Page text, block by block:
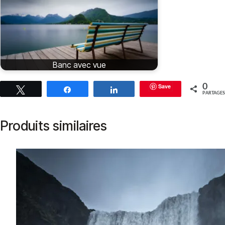
Banc avec vue
Partagez Save 0
PARTAGES
Produits similaires